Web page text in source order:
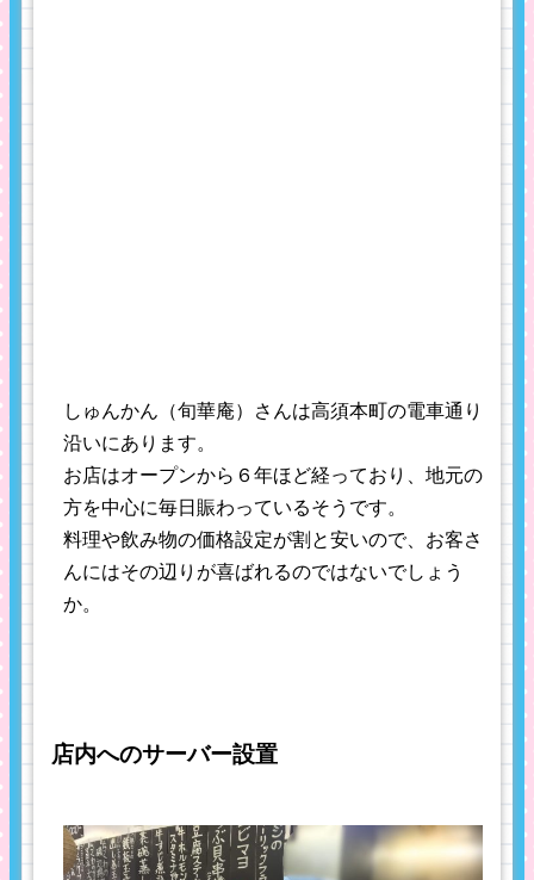
しゅんかん（旬華庵）さんは高須本町の電車通り
沿いにあります。
お店はオープンから６年ほど経っており、地元の
方を中心に毎日賑わっているそうです。
料理や飲み物の価格設定が割と安いので、お客さ
んにはその辺りが喜ばれるのではないでしょう
か。
店内へのサーバー設置